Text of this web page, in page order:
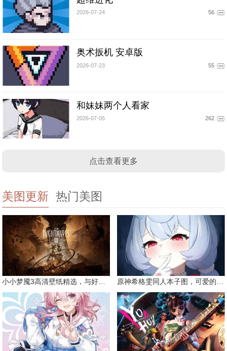
2026-07-24 56
奥术扳机 安卓版
2026-07-23 55
和妹妹两个人看家
2026-07-05 262
点击查看更多
美图更新 热门美图
小小梦魇3高清壁纸精选，与好友一同面对恐惧 原神希格雯同人本子图，可爱的双马尾